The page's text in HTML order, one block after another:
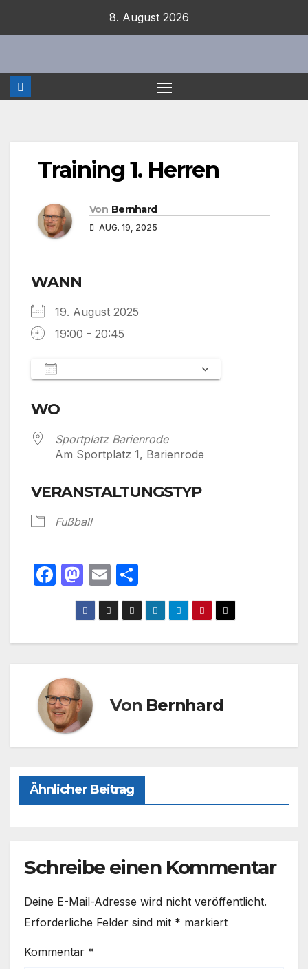
8. August 2026
Training 1. Herren
Von Bernhard
AUG. 19, 2025
WANN
19. August 2025
19:00 - 20:45
WO
Sportplatz Barienrode
Am Sportplatz 1, Barienrode
VERANSTALTUNGSTYP
Fußball
F
e
o
o
k
M
a
st
o
o
n
E
m
ail
ei
le
n
Von Bernhard
Ähnlicher Beitrag
Schreibe einen Kommentar
Deine E-Mail-Adresse wird nicht veröffentlicht.
Erforderliche Felder sind mit * markiert
Kommentar *